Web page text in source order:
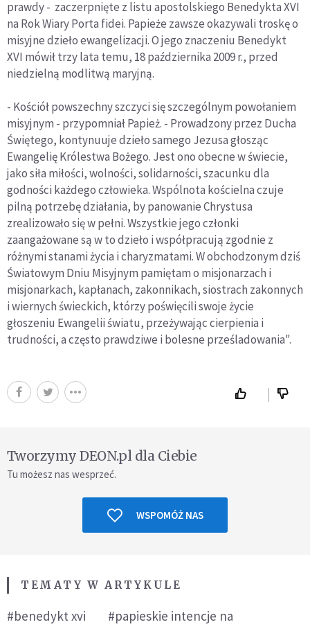
prawdy - zaczerpnięte z listu apostolskiego Benedykta XVI
na Rok Wiary Porta fidei. Papieże zawsze okazywali troskę o
misyjne dzieło ewangelizacji. O jego znaczeniu Benedykt
XVI mówił trzy lata temu, 18 października 2009 r., przed
niedzielną modlitwą maryjną.
- Kościół powszechny szczyci się szczególnym powołaniem
misyjnym - przypomniał Papież. - Prowadzony przez Ducha
Świętego, kontynuuje dzieło samego Jezusa głosząc
Ewangelię Królestwa Bożego. Jest ono obecne w świecie,
jako siła miłości, wolności, solidarności, szacunku dla
godności każdego człowieka. Wspólnota kościelna czuje
pilną potrzebę działania, by panowanie Chrystusa
zrealizowało się w pełni. Wszystkie jego członki
zaangażowane są w to dzieło i współpracują zgodnie z
różnymi stanami życia i charyzmatami. W obchodzonym dziś
Światowym Dniu Misyjnym pamiętam o misjonarzach i
misjonarkach, kapłanach, zakonnikach, siostrach zakonnych
i wiernych świeckich, którzy poświęcili swoje życie
głoszeniu Ewangelii światu, przeżywając cierpienia i
trudności, a często prawdziwe i bolesne prześladowania".
Tworzymy DEON.pl dla Ciebie
Tu możesz nas wesprzeć.
WSPOMÓŻ NAS
TEMATY W ARTYKULE
#benedykt xvi
#papieskie intencje na